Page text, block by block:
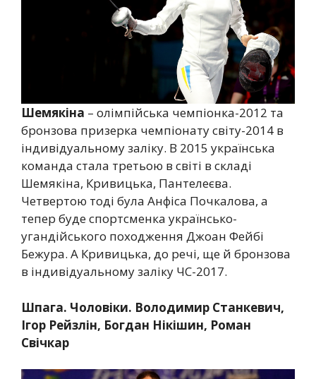
Шемякіна – олімпійська чемпіонка-2012 та
бронзова призерка чемпіонату світу-2014 в
індивідуальному заліку. В 2015 українська
команда стала третьою в світі в складі
Шемякіна, Кривицька, Пантелеєва.
Четвертою тоді була Анфіса Почкалова, а
тепер буде спортсменка українсько-
угандійського походження Джоан Фейбі
Бежура. А Кривицька, до речі, ще й бронзова
в індивідуальному заліку ЧС-2017.
Шпага. Чоловіки. Володимир Станкевич,
Ігор Рейзлін, Богдан Нікішин, Роман
Свічкар